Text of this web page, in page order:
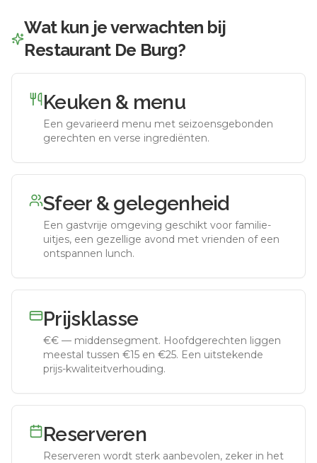
Wat kun je verwachten bij
Restaurant De Burg?
Keuken & menu
Een gevarieerd menu met seizoensgebonden
gerechten en verse ingrediënten.
Sfeer & gelegenheid
Een gastvrije omgeving geschikt voor familie-
uitjes, een gezellige avond met vrienden of een
ontspannen lunch.
Prijsklasse
€€ — middensegment. Hoofdgerechten liggen
meestal tussen €15 en €25. Een uitstekende
prijs-kwaliteitverhouding.
Reserveren
Reserveren wordt sterk aanbevolen, zeker in het